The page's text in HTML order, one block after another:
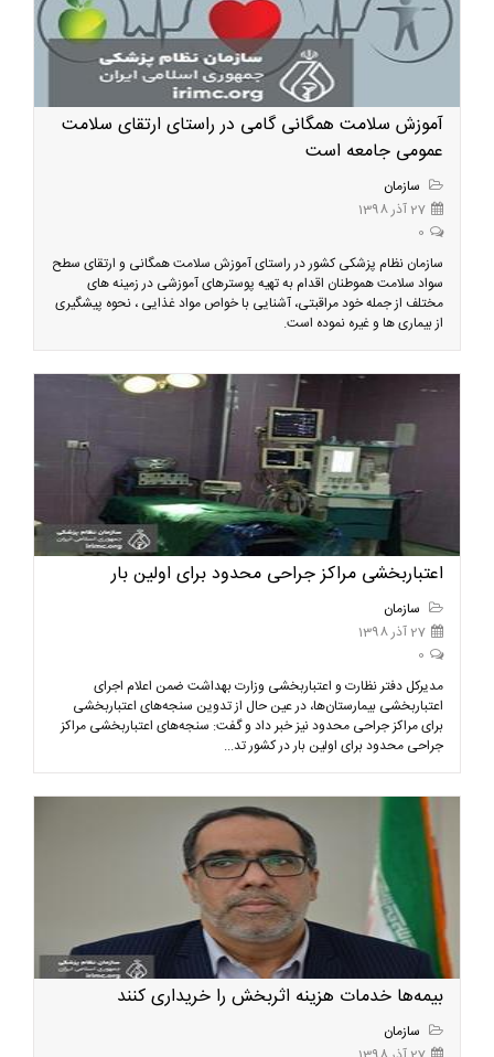
آموزش سلامت همگانی گامی در راستای ارتقای سلامت
عمومی جامعه است
سازمان
27 آذر 1398
0
سازمان نظام پزشکی کشور در راستای آموزش سلامت همگانی و ارتقای سطح
سواد سلامت هموطنان اقدام به تهیه پوسترهای آموزشی در زمینه های
مختلف از جمله خود مراقبتی، آشنایی با خواص مواد غذایی ، نحوه پیشگیری
از بیماری ها و غیره نموده است.
اعتباربخشی مراکز جراحی محدود برای اولین بار
سازمان
27 آذر 1398
0
مدیرکل دفتر نظارت و اعتباربخشی وزارت بهداشت ضمن اعلام اجرای
اعتباربخشی بیمارستان‌ها، در عین حال از تدوین سنجه‌های اعتباربخشی
برای مراکز جراحی محدود نیز خبر داد و گفت: سنجه‌های اعتباربخشی مراکز
جراحی محدود برای اولین بار در کشور تد...
بیمه‌ها خدمات هزینه اثربخش را خریداری کنند
سازمان